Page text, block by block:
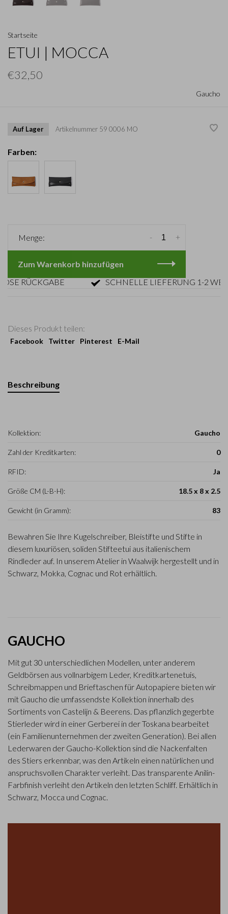
Startseite
ETUI | MOCCA
€32,50
Gaucho
Auf Lager Artikelnummer 59 0006 MO
Farben:
Menge: +
-
Zum Warenkorb hinzufügen
RÜCKGABE
SCHNELLE LIEFERUNG 1-2
Dieses Produkt teilen:
Facebook Twitter Pinterest E-Mail
Beschreibung
Kollektion: Gaucho
Zahl der Kreditkarten: 0
RFID: Ja
Größe CM (L-B-H): 18.5 x 8 x 2.5
Gewicht (in Gramm): 83
Bewahren Sie Ihre Kugelschreiber, Bleistifte und Stifte in
diesem luxuriösen, soliden Stifteetui aus italienischem
Rindleder auf. In unserem Atelier in Waalwijk hergestellt und in
Schwarz, Mokka, Cognac und Rot erhältlich.
GAUCHO
Mit gut 30 unterschiedlichen Modellen, unter anderem
Geldbörsen aus vollnarbigem Leder, Kreditkartenetuis,
Schreibmappen und Brieftaschen für Autopapiere bieten wir
mit Gaucho die umfassendste Kollektion innerhalb des
Sortiments von Castelijn & Beerens. Das pflanzlich gegerbte
Stierleder wird in einer Gerberei in der Toskana bearbeitet
(ein Familienunternehmen der zweiten Generation). Bei allen
Lederwaren der Gaucho-Kollektion sind die Nackenfalten
des Stiers erkennbar, was den Artikeln einen natürlichen und
anspruchsvollen Charakter verleiht. Das transparente Anilin-
Farbfinish verleiht den Artikeln den letzten Schliff. Erhältlich in
Schwarz, Mocca und Cognac.